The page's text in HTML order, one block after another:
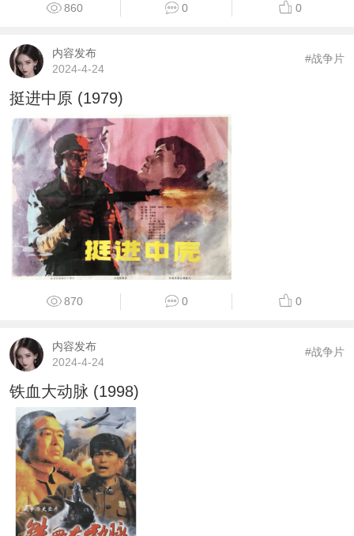
860 0 0
内容发布
2024-4-24
#战争片
挺进中原 (1979)
870 0 0
内容发布
2024-4-24
#战争片
铁血大动脉 (1998)